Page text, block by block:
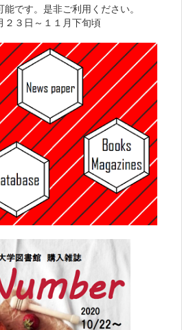
です。是非ご利用ください。
３日～１１月下旬頃